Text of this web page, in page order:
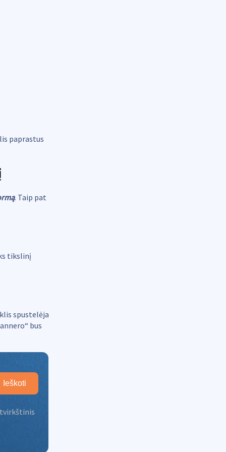
paprastus
. Taip pat
tikslinį
spustelėja
bus
Ieškoti